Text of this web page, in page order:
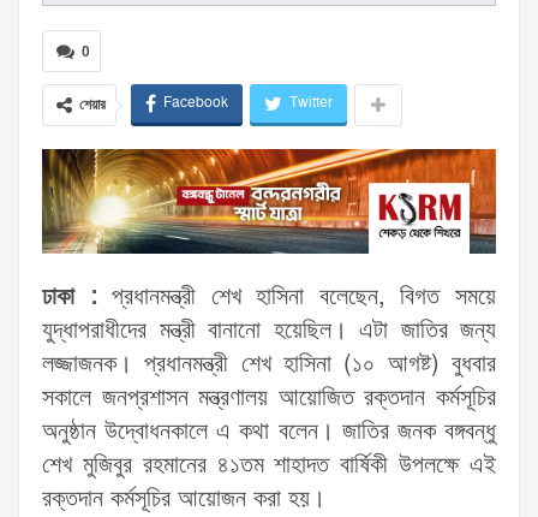
0
শেয়ার Facebook Twitter
ঢাকা : প্রধানমন্ত্রী শেখ হাসিনা বলেছেন, বিগত সময়ে
যুদ্ধাপরাধীদের মন্ত্রী বানানো হয়েছিল। এটা জাতির জন্য
লজ্জাজনক। প্রধানমন্ত্রী শেখ হাসিনা (১০ আগষ্ট) বুধবার
সকালে জনপ্রশাসন মন্ত্রণালয় আয়োজিত রক্তদান কর্মসূচির
অনুষ্ঠান উদ্বোধনকালে এ কথা বলেন। জাতির জনক বঙ্গবন্ধু
শেখ মুজিবুর রহমানের ৪১তম শাহাদত বার্ষিকী উপলক্ষে এই
রক্তদান কর্মসূচির আয়োজন করা হয়।